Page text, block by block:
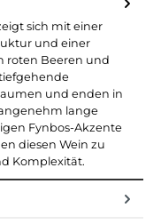
sich mit einer
und einer
roten Beeren und
und enden in
lange
Fynbos-Akzente
diesen Wein zu
Komplexität.